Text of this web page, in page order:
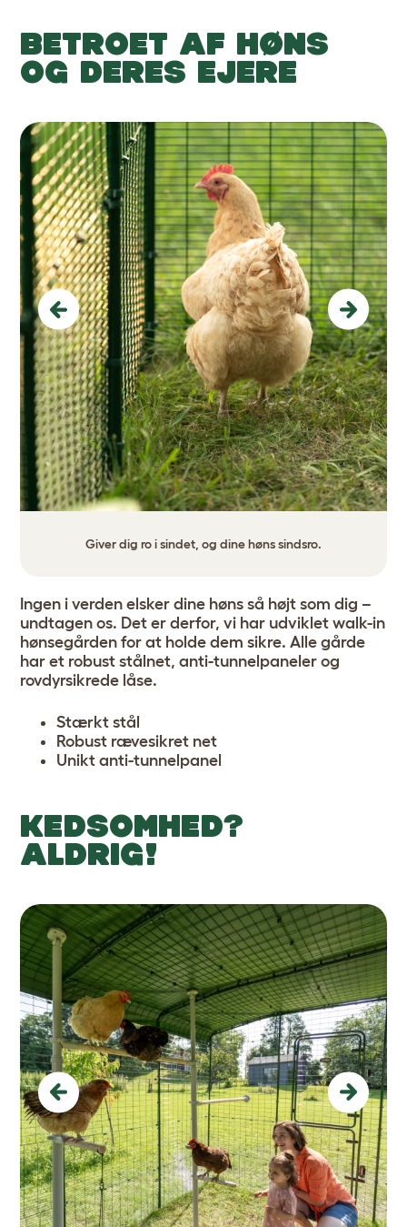
BETROET AF HØNS
OG DERES EJERE
Giver dig ro i sindet, og dine høns sindsro.
Previous Next
Ingen i verden elsker dine høns så højt som dig –
undtagen os. Det er derfor, vi har udviklet walk-in
hønsegården for at holde dem sikre. Alle gårde
har et robust stålnet, anti-tunnelpaneler og
rovdyrsikrede låse.
Stærkt stål
Robust rævesikret net
Unikt anti-tunnelpanel
KEDSOMHED?
ALDRIG!
Previous Next